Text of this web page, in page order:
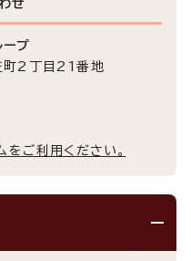
せ
プ
2丁目21番地
ご利用ください。